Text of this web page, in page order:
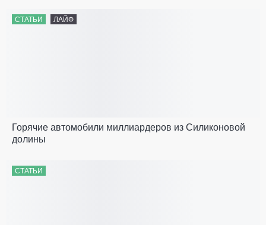
СТАТЬИ ЛАЙФ
Горячие автомобили миллиардеров из Силиконовой
долины
СТАТЬИ